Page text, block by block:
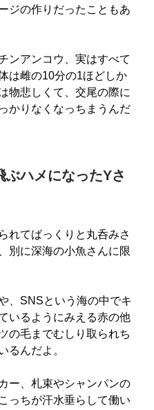
ジの作りだったこともあ
ンアンコウ、実はすべて
は雌の10分の1ほどしか
物悲しくて、交尾の際に
かりなくなっちまうんだ
ハメになったYさ
れてばっくりと丸呑みさ
別に深海の小魚さんに限
、SNSという海の中でキ
いるようにみえる赤の他
の毛までむしり取られち
るんだよ。
ー、札束やシャンパンの
っちが汗水垂らして働い